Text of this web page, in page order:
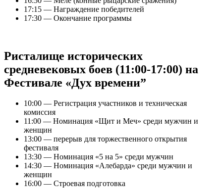
17:15 — Награждение победителей
17:30 — Окончание программы
Ристалище исторических
средневековых боев (11:00-17:00) на
Фестивале «Дух времени”
10:00 — Регистрация участников и техническая
комиссия
11:00 — Номинация «Щит и Меч» среди мужчин и
женщин
13:00 — перерыв для торжественного открытия
фестиваля
13:30 — Номинация «5 на 5» среди мужчин
14:30 — Номинация «Алебарда» среди мужчин и
женщин
16:00 — Строевая подготовка